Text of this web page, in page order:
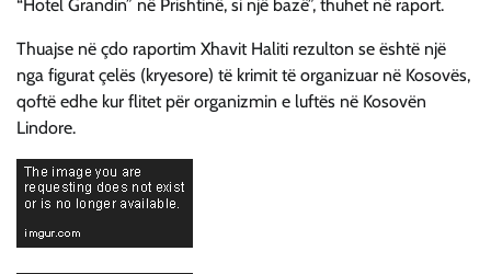
“Hotel Grandin” në Prishtinë, si një bazë”, thuhet në raport.
Thuajse në çdo raportim Xhavit Haliti rezulton se është një
nga figurat çelës (kryesore) të krimit të organizuar në Kosovës,
qoftë edhe kur flitet për organizmin e luftës në Kosovën
Lindore.